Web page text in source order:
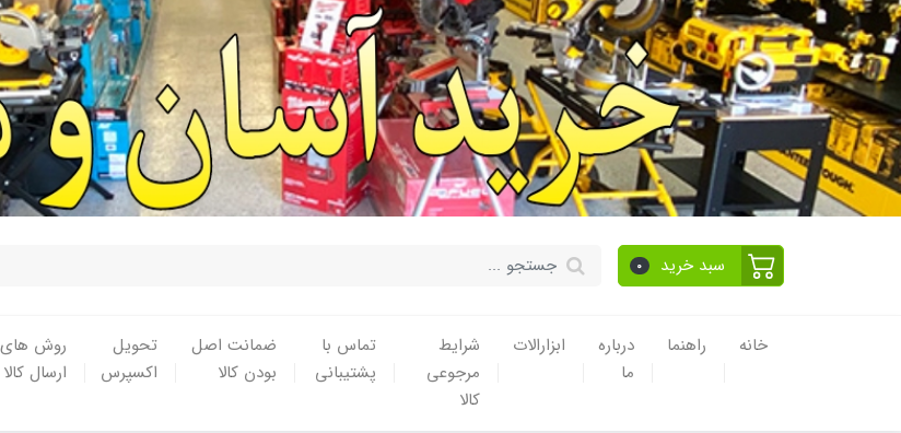
سبد خرید 0
خانه راهنما
درباره
ما
ابزارالات
شرایط
مرجوعی
کالا
تماس با
پشتیبانی
ضمانت اصل
بودن کالا
تحویل
اکسپرس
روش های
ارسال کالا